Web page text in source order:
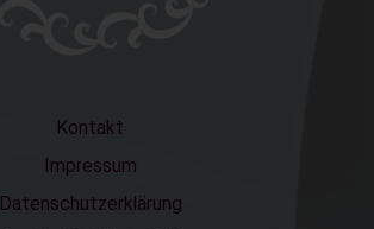
Kontakt
Impressum
Datenschutzerklärung